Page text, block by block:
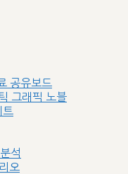
공유보드
그래픽 노블
석
오